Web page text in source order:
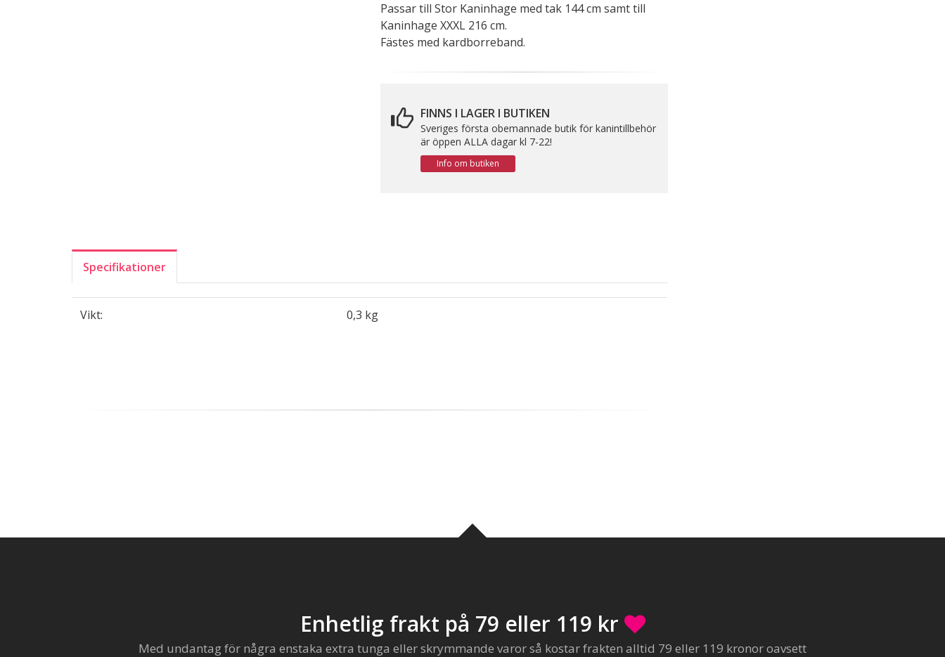
Passar till Stor Kaninhage med tak 144 cm samt till
Kaninhage XXXL 216 cm.
Fästes med kardborreband.
FINNS I LAGER I BUTIKEN
Sveriges första obemannade butik för kanintillbehör
är öppen ALLA dagar kl 7-22!
Info om butiken
Specifikationer
Vikt: 0,3 kg
Enhetlig frakt på 79 eller 119 kr
Med undantag för några enstaka extra tunga eller skrymmande varor så kostar frakten alltid 79 eller 119 kronor oavsett